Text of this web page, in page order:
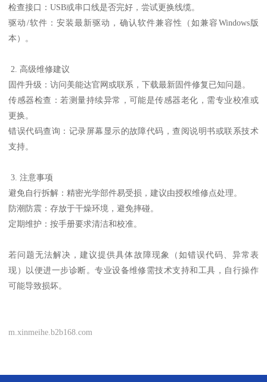
检查接口：USB或串口线是否完好，尝试更换线缆。
驱动/软件：安装最新驱动，确认软件兼容性（如兼容Windows版
本）。
2. 高级维修建议
固件升级：访问美能达官网或联系，下载最新固件修复已知问题。
传感器检查：若测量持续异常，可能是传感器老化，需专业校准或
更换。
错误代码查询：记录屏幕显示的故障代码，查阅说明书或联系技术
支持。
3. 注意事项
避免自行拆解：精密光学部件易受损，建议由授权维修点处理。
防潮防震：存放于干燥环境，避免摔碰。
定期维护：按手册要求清洁和校准。
若问题无法解决，建议提供具体故障现象（如错误代码、异常表
现）以便进一步诊断。专业设备维修需技术支持和工具，自行操作
可能导致损坏。
m.xinmeihe.b2b168.com